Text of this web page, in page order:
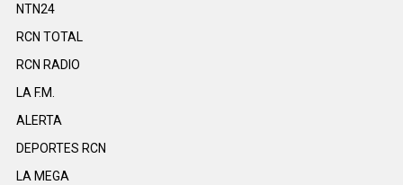
NTN24
RCN TOTAL
RCN RADIO
LA F.M.
ALERTA
DEPORTES RCN
LA MEGA